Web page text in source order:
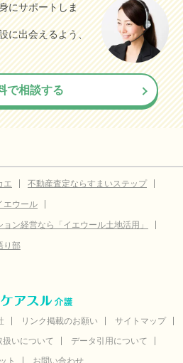
にサポートしま
に出会えるよう、
で相談する
エ
不動産査定ならすまいステップ
エウール
ン経営なら「イエウール土地活用」
り部
リンク掲載のお願い
サイトマップ
いについて
データ引用について
ト
お問い合わせ